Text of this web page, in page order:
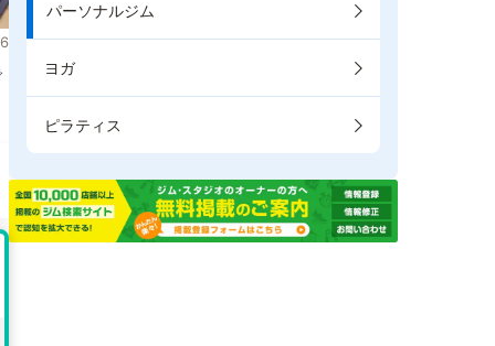
パーソナルジム
ヨガ
ピラティス